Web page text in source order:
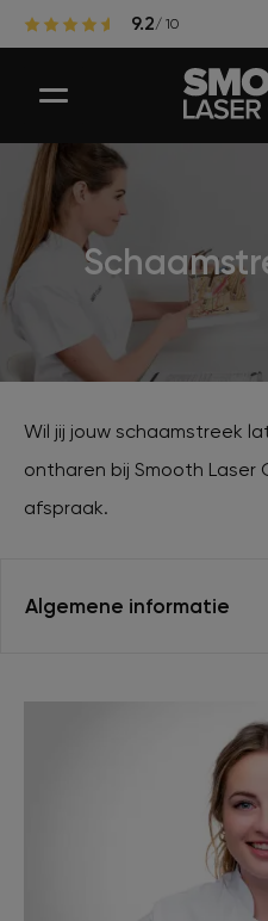
9.2/ 10
Wil jij jouw schaamstreek
ontharen bij Smooth Laser
afspraak.
Algemene informatie
Laser ontharen
Huidproblemen